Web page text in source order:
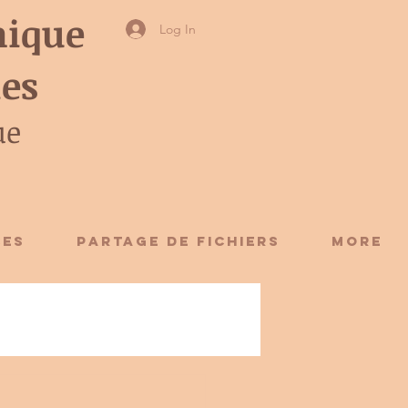
Log In
Partage de fichiers More